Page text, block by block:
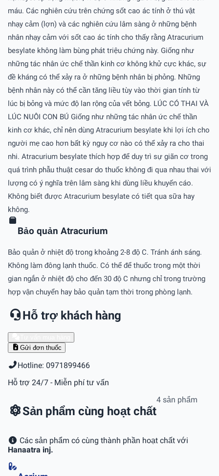
máu. Các nghiên cứu trên chứng sốt cao ác tính ở thú vật
nhạy cảm (lợn) và các nghiên cứu lâm sàng ở những bệnh
nhân nhạy cảm với sốt cao ác tính cho thấy rằng Atracurium
besylate không làm bùng phát triệu chứng này. Giống như
những tác nhân ức chế thần kinh cơ không khử cực khác, sự
đề kháng có thể xảy ra ở những bệnh nhân bị phỏng. Những
bệnh nhân này có thể cần tăng liều tùy vào thời gian tính từ
lúc bị bỏng và mức độ lan rộng của vết bỏng. LÚC CÓ THAI VÀ
LÚC NUÔI CON BÚ Giống như những tác nhân ức chế thần
kinh cơ khác, chỉ nên dùng Atracurium besylate khi lợi ích cho
người mẹ cao hơn bất kỳ nguy cơ nào có thể xảy ra cho thai
nhi. Atracurium besylate thích hợp để duy trì sự giãn cơ trong
quá trình phẫu thuật cesar do thuốc không đi qua nhau thai với
lượng có ý nghĩa trên lâm sàng khi dùng liều khuyến cáo.
Không biết được Atracurium besylate có tiết qua sữa hay
không.
Bảo quản Atracurium
Bảo quản ở nhiệt độ trong khoảng 2-8 độ C. Tránh ánh sáng.
Không làm đông lạnh thuốc. Có thể để thuốc trong một thời
gian ngắn ở nhiệt độ cho đến 30 độ C nhưng chỉ trong trường
hợp vận chuyển hay bảo quản tạm thời trong phòng lạnh.
Hỗ trợ khách hàng
Gửi đơn thuốc
Hotline: 0971899466
Hỗ trợ 24/7 - Miễn phí tư vấn
Sản phẩm cùng hoạt chất
4 sản phẩm
Các sản phẩm có cùng thành phần hoạt chất với
Hanaatra inj.